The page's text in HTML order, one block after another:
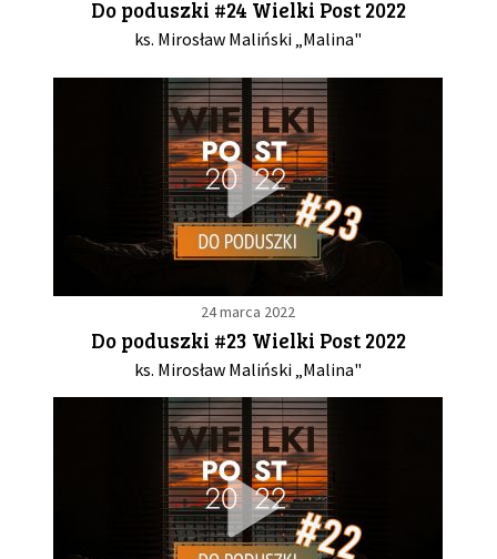
Do poduszki #24 Wielki Post 2022
ks. Mirosław Maliński „Malina"
24 marca 2022
Do poduszki #23 Wielki Post 2022
ks. Mirosław Maliński „Malina"